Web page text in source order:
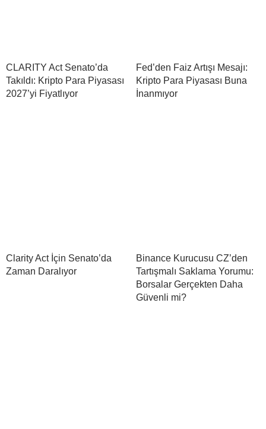
CLARITY Act Senato’da
Takıldı: Kripto Para Piyasası
2027’yi Fiyatlıyor
Fed’den Faiz Artışı Mesajı:
Kripto Para Piyasası Buna
İnanmıyor
Clarity Act İçin Senato’da
Zaman Daralıyor
Binance Kurucusu CZ’den
Tartışmalı Saklama Yorumu:
Borsalar Gerçekten Daha
Güvenli mi?